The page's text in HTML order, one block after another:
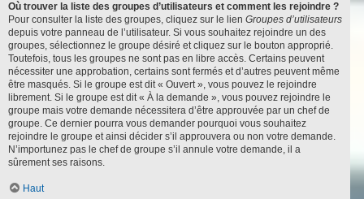
Où trouver la liste des groupes d’utilisateurs et comment les rejoindre ?
Pour consulter la liste des groupes, cliquez sur le lien Groupes d’utilisateurs
depuis votre panneau de l’utilisateur. Si vous souhaitez rejoindre un des
groupes, sélectionnez le groupe désiré et cliquez sur le bouton approprié.
Toutefois, tous les groupes ne sont pas en libre accès. Certains peuvent
nécessiter une approbation, certains sont fermés et d’autres peuvent même
être masqués. Si le groupe est dit « Ouvert », vous pouvez le rejoindre
librement. Si le groupe est dit « À la demande », vous pouvez rejoindre le
groupe mais votre demande nécessitera d’être approuvée par un chef de
groupe. Ce dernier pourra vous demander pourquoi vous souhaitez
rejoindre le groupe et ainsi décider s’il approuvera ou non votre demande.
N’importunez pas le chef de groupe s’il annule votre demande, il a
sûrement ses raisons.
Haut